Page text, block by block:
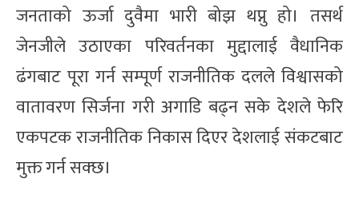
जनताको ऊर्जा दुवैमा भारी बोझ थप्नु हो। तसर्थ
जेनजीले उठाएका परिवर्तनका मुद्दालाई वैधानिक
ढंगबाट पूरा गर्न सम्पूर्ण राजनीतिक दलले विश्वासको
वातावरण सिर्जना गरी अगाडि बढ्न सके देशले फेरि
एकपटक राजनीतिक निकास दिएर देशलाई संकटबाट
मुक्त गर्न सक्छ।